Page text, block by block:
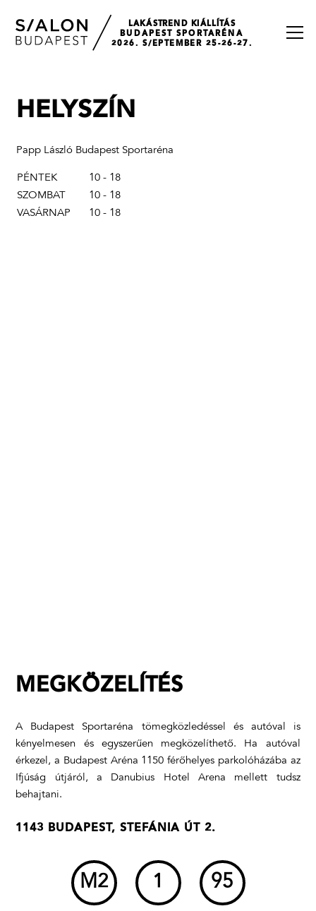
LAKÁSTREND KIÁLLÍTÁS
BUDAPEST SPORTARÉNA
2026. S/EPTEMBER 25-26-27.
HELYSZÍN
Papp László Budapest Sportaréna
PÉNTEK
10 - 18
SZOMBAT
10 - 18
VASÁRNAP
10 - 18
MEGKÖZELÍTÉS
A Budapest Sportaréna tömegközledéssel és autóval is
kényelmesen és egyszerűen megközelíthető. Ha autóval
érkezel, a Budapest Aréna 1150 férőhelyes parkolóházába az
Ifjúság útjáról, a Danubius Hotel Arena mellett tudsz
behajtani.
1143 BUDAPEST, STEFÁNIA ÚT 2.
M2 1 95